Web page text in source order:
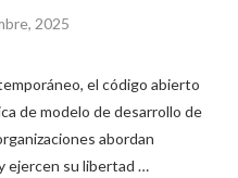
2025
el código abierto
de modelo de desarrollo de
abordan
ejercen su libertad …